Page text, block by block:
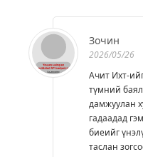
Зочин
2026/05/26
Ачит Ихт-
түмний
дамжуулан
гадаадад
биеийг
таслан